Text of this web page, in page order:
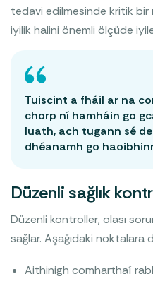
tedavi edilmesinde kritik bir
iyilik halini önemli ölçüde
Tuiscint a fháil ar na
chorp ní hamháin go
luath, ach tugann sé
dhéanamh go
Düzenli sağlık
Düzenli kontroller, olası
sağlar. Aşağıdaki noktalara
Aithinigh comharthaí